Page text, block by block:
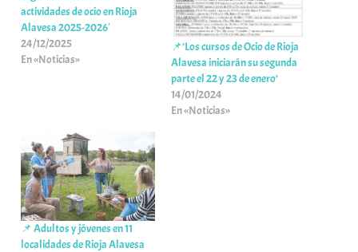
actividades de ocio en Rioja
Alavesa 2025-2026′
24/12/2025
En «Noticias»
📌’Los cursos de Ocio de Rioja
Alavesa iniciarán su segunda
parte el 22 y 23 de enero’
14/01/2024
En «Noticias»
📌 Adultos y jóvenes en 11
localidades de Rioja Alavesa